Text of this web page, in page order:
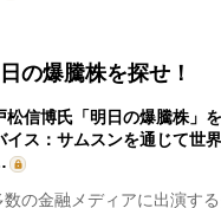
の爆騰株を探せ！
松信博氏「明日の爆騰株」
イス：サムスンを通じて世
の金融メディアに出演す